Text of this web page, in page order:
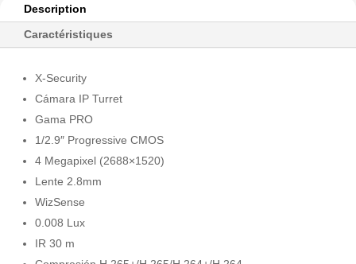
IPD744A-
4U-
Description
Caractéristiques
X-Security
Cámara IP Turret
Gama PRO
1/2.9″ Progressive CMOS
4 Megapixel (2688×1520)
Lente 2.8mm
WizSense
0.008 Lux
IR 30 m